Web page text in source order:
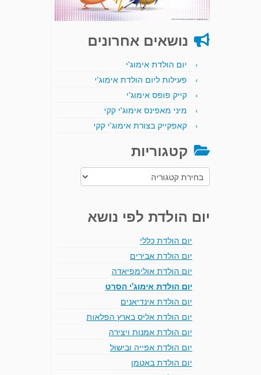
נושאים אחרונים
יום הולדת אימוג'י
פעילות ליום הולדת אימוג'י
קייק פופס אימוג'י
מיני מאפינס אימוג'י קקי
קאפקייק בצורת אימוג'י קקי
קטגוריות
קטגוריות
יום הולדת לפי נושא
יום הולדת כללי
יום הולדת אבירים
יום הולדת אולימפיאדה
יום הולדת אימוג'י הסרט
יום הולדת אינדיאנים
יום הולדת אליס בארץ הפלאות
יום הולדת אמנות ויצירה
יום הולדת אפייה ובישול
יום הולדת באטמן